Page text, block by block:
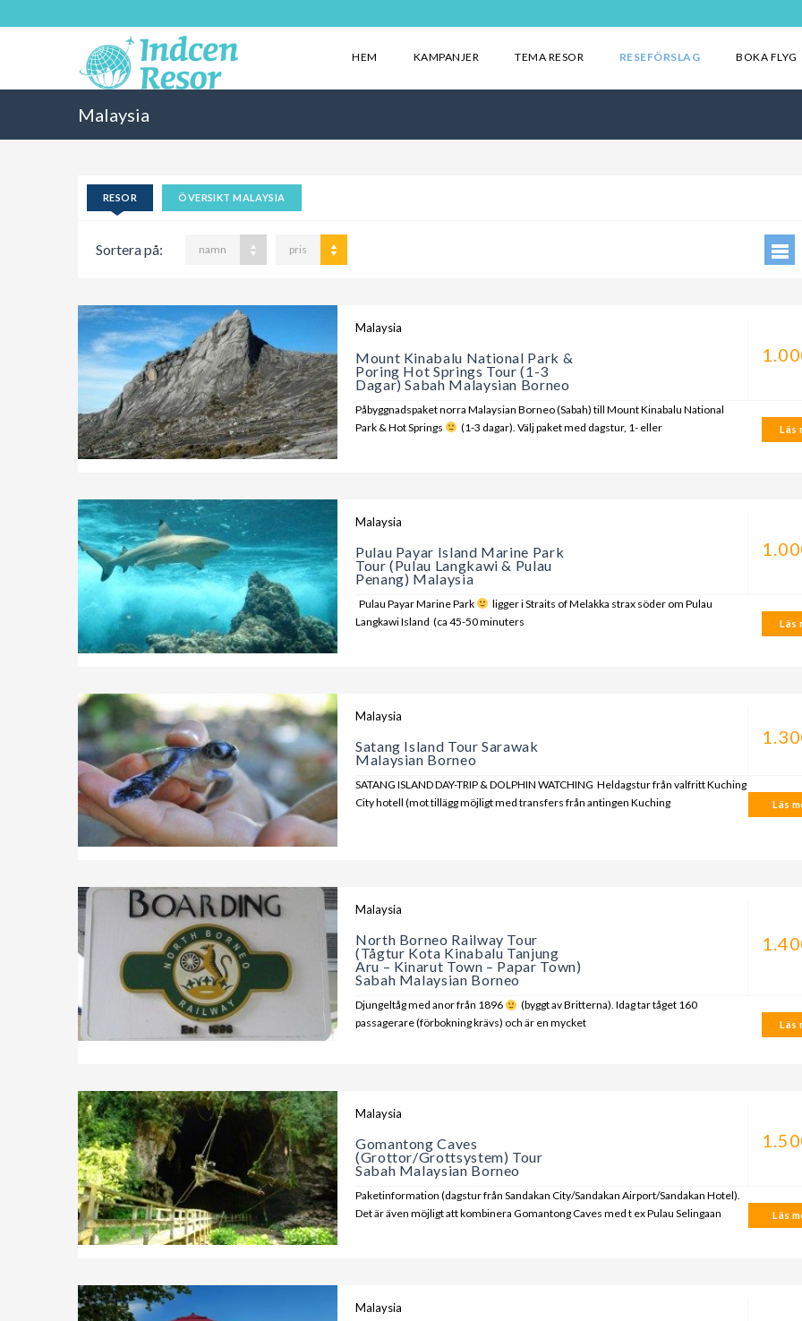
HEM KAMPANJER TEMA RESOR RESEFÖRSLAG BOKA FLYG
Malaysia
RESOR ÖVERSIKT MALAYSIA
Sortera på: namn pris
Malaysia
Mount Kinabalu National Park &
Poring Hot Springs Tour (1-3
Dagar) Sabah Malaysian Borneo
Påbyggnadspaket norra Malaysian Borneo (Sabah) till Mount Kinabalu National
Park & Hot Springs
(1-3 dagar). Välj paket med dagstur, 1- eller Läs
Malaysia
Pulau Payar Island Marine Park
Tour (Pulau Langkawi & Pulau
Penang) Malaysia
Pulau Payar Marine Park
ligger i Straits of Melakka strax söder om Pulau
Langkawi Island (ca 45-50 minuters
Läs
Malaysia
Satang Island Tour Sarawak
Malaysian Borneo
SATANG ISLAND DAY-TRIP & DOLPHIN WATCHING Heldagstur från valfritt Kuching
City hotell (mot tillägg möjligt med transfers från antingen Kuching
Läs
Malaysia
North Borneo Railway Tour
(Tågtur Kota Kinabalu Tanjung
Aru – Kinarut Town – Papar Town)
Sabah Malaysian Borneo
Djungeltåg med anor från 1896
(byggt av Britterna). Idag tar tåget 160
passagerare (förbokning krävs) och är en mycket
Läs
Malaysia
Gomantong Caves
(Grottor/Grottsystem) Tour
Sabah Malaysian Borneo
Paketinformation (dagstur från Sandakan City/Sandakan Airport/Sandakan Hotel).
Det är även möjligt att kombinera Gomantong Caves med t ex Pulau Selingaan
Läs
Malaysia